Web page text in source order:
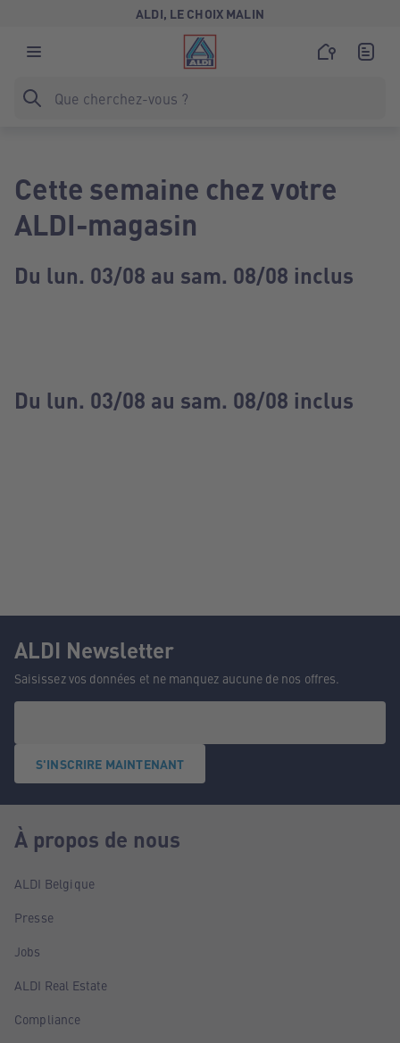
ALDI, LE CHOIX MALIN
Cette semaine chez votre
ALDI-magasin
Du lun. 03/08 au sam. 08/08 inclus
Du lun. 03/08 au sam. 08/08 inclus
ALDI Newsletter
Saisissez vos données et ne manquez aucune de nos offres.
S'INSCRIRE MAINTENANT
À propos de nous
ALDI Belgique
Presse
Jobs
ALDI Real Estate
Compliance